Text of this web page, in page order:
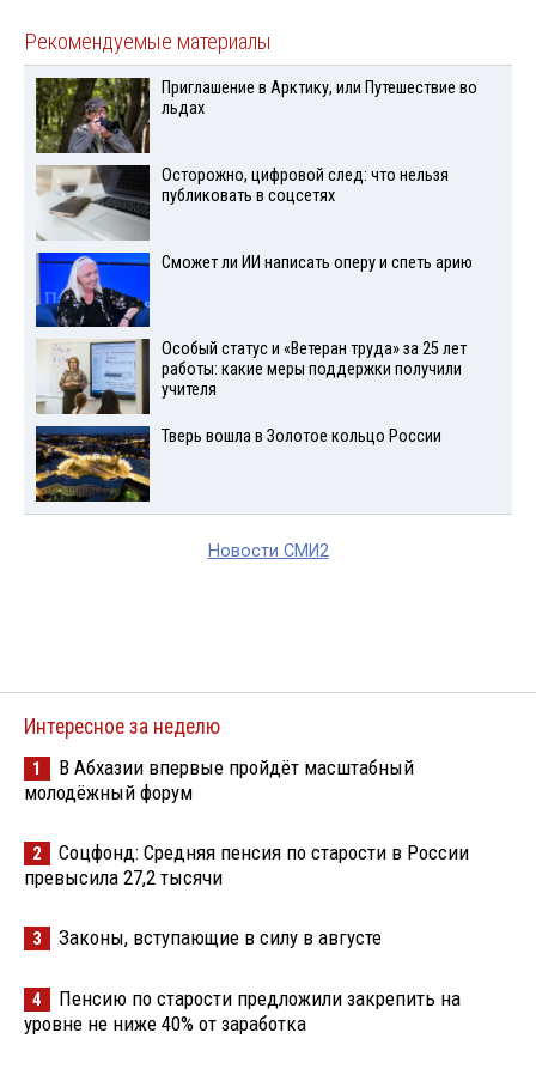
Рекомендуемые материалы
Приглашение в Арктику, или Путешествие во
льдах
Осторожно, цифровой след: что нельзя
публиковать в соцсетях
Сможет ли ИИ написать оперу и спеть арию
Особый статус и «Ветеран труда» за 25 лет
работы: какие меры поддержки получили
учителя
Тверь вошла в Золотое кольцо России
Новости СМИ2
Интересное за неделю
1
В Абхазии впервые пройдёт масштабный
молодёжный форум
2
Соцфонд: Средняя пенсия по старости в России
превысила 27,2 тысячи
3 Законы, вступающие в силу в августе
4
Пенсию по старости предложили закрепить на
уровне не ниже 40% от заработка